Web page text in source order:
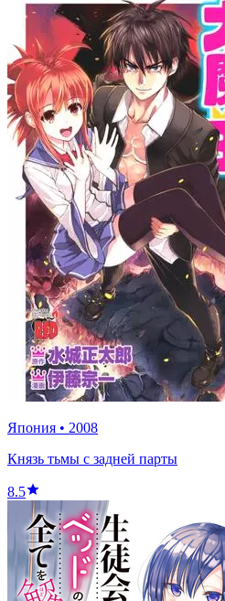
Япония • 2008
Князь тьмы с задней парты
8.5